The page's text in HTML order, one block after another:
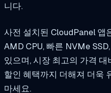
니다.
사전 설치된 CloudPanel 앱
AMD CPU, 빠른 NVMe
있으며, 시장 최고의 가격
할인 혜택까지 더해져 더욱
마세요.